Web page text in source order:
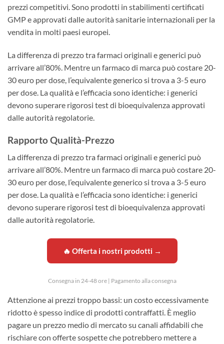
prezzi competitivi. Sono prodotti in stabilimenti certificati
GMP e approvati dalle autorità sanitarie internazionali per la
vendita in molti paesi europei.
La differenza di prezzo tra farmaci originali e generici può
arrivare all’80%. Mentre un farmaco di marca può costare 20-
30 euro per dose, l’equivalente generico si trova a 3-5 euro
per dose. La qualità e l’efficacia sono identiche: i generici
devono superare rigorosi test di bioequivalenza approvati
dalle autorità regolatorie.
Rapporto Qualità-Prezzo
La differenza di prezzo tra farmaci originali e generici può
arrivare all’80%. Mentre un farmaco di marca può costare 20-
30 euro per dose, l’equivalente generico si trova a 3-5 euro
per dose. La qualità e l’efficacia sono identiche: i generici
devono superare rigorosi test di bioequivalenza approvati
dalle autorità regolatorie.
🔥 Offerta i nostri prodotti →
Consegna in 24-48 ore | Pagamento alla consegna
Attenzione ai prezzi troppo bassi: un costo eccessivamente
ridotto è spesso indice di prodotti contraffatti. È meglio
pagare un prezzo medio di mercato su canali affidabili che
rischiare con offerte sospette che potrebbero mettere a